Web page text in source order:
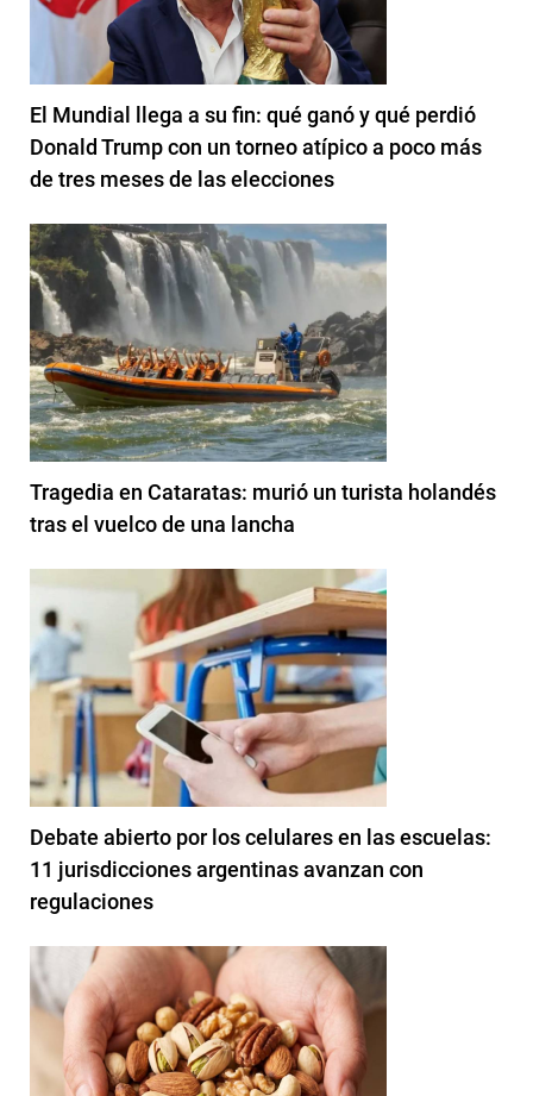
El Mundial llega a su fin: qué ganó y qué perdió
Donald Trump con un torneo atípico a poco más
de tres meses de las elecciones
Tragedia en Cataratas: murió un turista holandés
tras el vuelco de una lancha
Debate abierto por los celulares en las escuelas:
11 jurisdicciones argentinas avanzan con
regulaciones